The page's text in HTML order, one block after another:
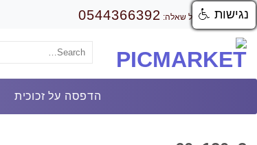
Skip
to
content
לכל שאלה: 0544366392
Search
הדפסה על זכוכית
נגישות
נגישות